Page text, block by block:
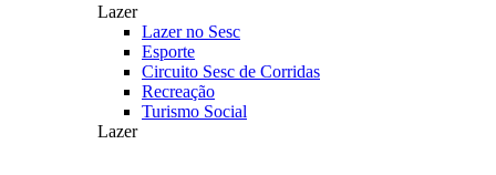
Lazer
Lazer no Sesc
Esporte
Circuito Sesc de Corridas
Recreação
Turismo Social
Lazer